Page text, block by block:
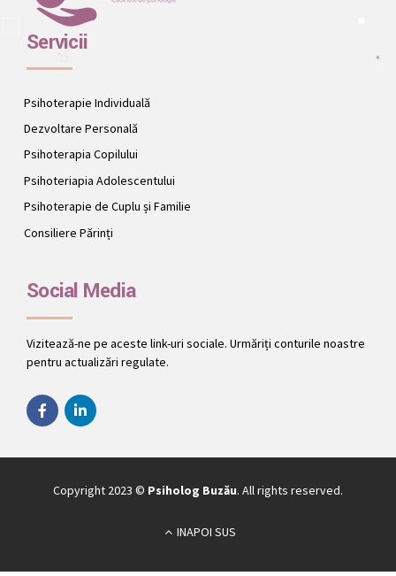
Servicii
Psihoterapie Individuală
Dezvoltare Personală
Psihoterapia Copilului
Psihoteriapia Adolescentului
Psihoterapie de Cuplu și Familie
Consiliere Părinți
Social Media
Vizitează-ne pe aceste link-uri sociale. Urmăriți conturile noastre
pentru actualizări regulate.
Copyright 2023 © Psiholog Buzău. All rights reserved.
INAPOI SUS